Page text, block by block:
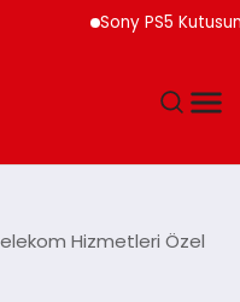
Sony PS5 Kutusuna
Hizmetleri Özel